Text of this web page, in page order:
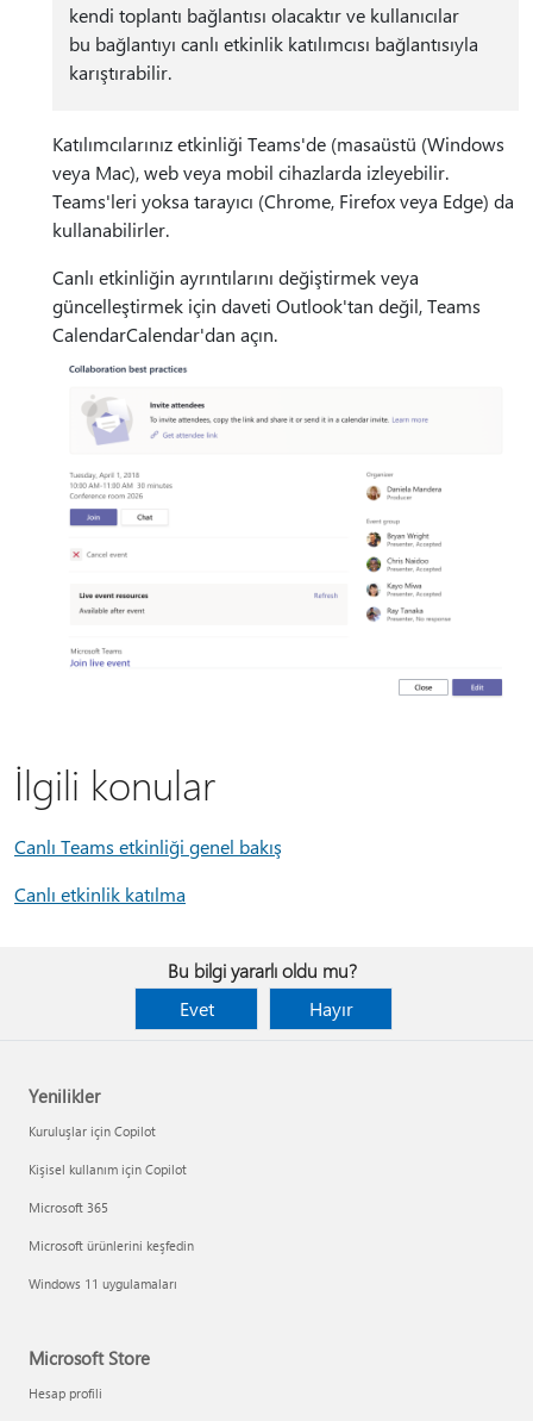
kendi toplantı bağlantısı olacaktır ve kullanıcılar
bu bağlantıyı canlı etkinlik katılımcısı bağlantısıyla
karıştırabilir.
Katılımcılarınız etkinliği Teams'de (masaüstü (Windows
veya Mac), web veya mobil cihazlarda izleyebilir.
Teams'leri yoksa tarayıcı (Chrome, Firefox veya Edge) da
kullanabilirler.
Canlı etkinliğin ayrıntılarını değiştirmek veya
güncelleştirmek için daveti Outlook'tan değil, Teams
CalendarCalendar'dan açın.
İlgili konular
Canlı Teams etkinliği genel bakış
Canlı etkinlik katılma
Bu bilgi yararlı oldu mu?
Evet
Hayır
Yenilikler
Kuruluşlar için Copilot
Kişisel kullanım için Copilot
Microsoft 365
Microsoft ürünlerini keşfedin
Windows 11 uygulamaları
Microsoft Store
Hesap profili